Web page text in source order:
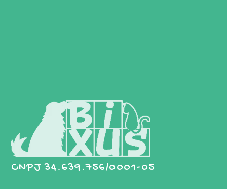
CNPJ 34.639.756/0001-05